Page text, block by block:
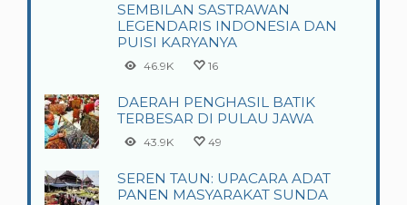
SEMBILAN SASTRAWAN
LEGENDARIS INDONESIA DAN
PUISI KARYANYA
46.9K 16
DAERAH PENGHASIL BATIK
TERBESAR DI PULAU JAWA
43.9K 49
SEREN TAUN: UPACARA ADAT
PANEN MASYARAKAT SUNDA